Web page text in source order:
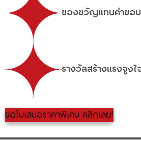
ของขวัญแทนคำขอ
รางวัลสร้างแรงจูง
ขอใบเสนอราคาพิเศษ คลิกเลย!